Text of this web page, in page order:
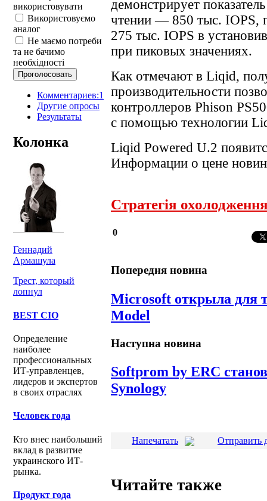
використовувати
Використовуємо
аналог
Не маємо потреби
та не бачимо
необхідності
Комментариев:1
Другие опросы
Результаты
Колонка
Геннадий
Армашула
Трест, который
лопнул
BEST CIO
Определение
наиболее
профессиональных
ИТ-управленцев,
лидеров и экспертов
в своих отраслях
Человек года
Кто внес наибольший
вклад в развитие
украинского ИТ-
рынка.
Продукт года
демонстрирует
чтении — 850 тыс. IOPS,
275 тыс. IOPS в
при пиковых значениях.
Как отмечают в Liqid,
производительности
контроллеров Phison
с помощью технологии
Liqid Powered U.2
Информации о цене
Стратегія
0
Попередня новина
Microsoft открыла для
Model
Наступна новина
Softprom by ERC
Synology
Напечатать Отправить
Читайте также